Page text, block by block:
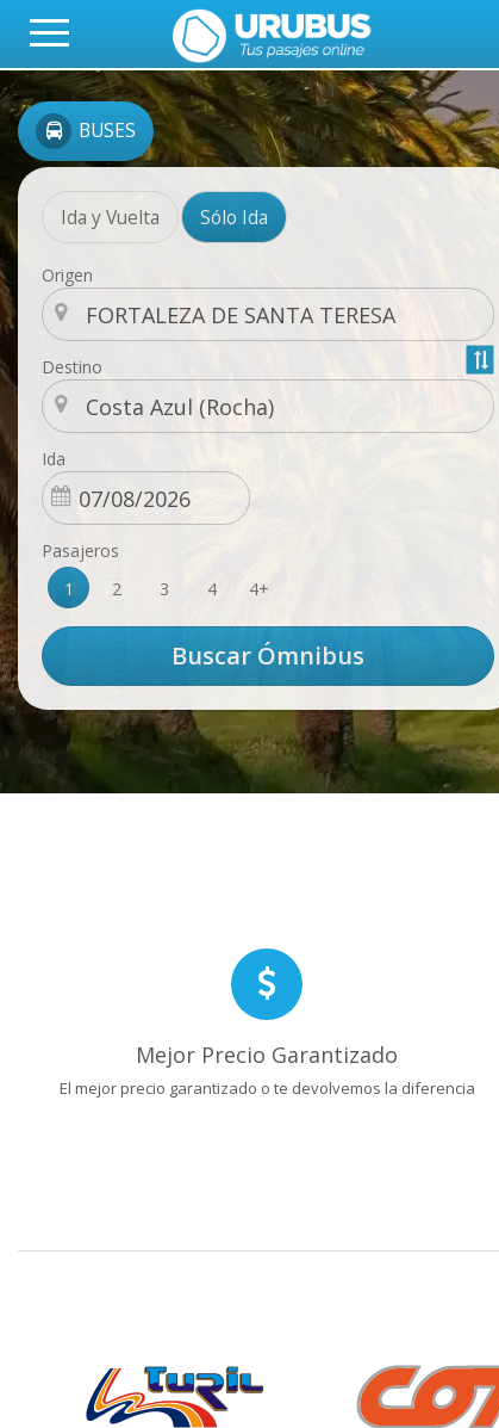
BUSES
Ida y Vuelta Sólo Ida
Origen
Destino
Ida
Pasajeros
1
2 3 4 4+
Mejor Precio Garantizado
El mejor precio garantizado o te devolvemos la diferencia